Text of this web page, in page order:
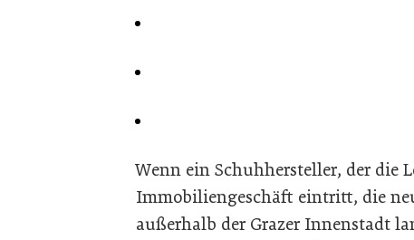
Wenn ein Schuhhersteller, der die
Immobiliengeschäft eintritt, die
außerhalb der Grazer Innenstadt